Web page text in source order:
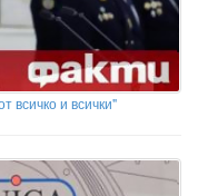
всичко и всички"